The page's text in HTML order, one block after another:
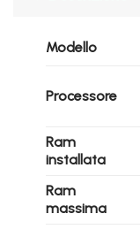
Modello
Processore
Ram
installata
Ram
massima